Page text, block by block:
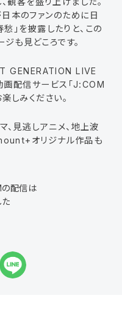
本のファンのために日
」を披露したりと、この
も見どころです。
GENERATION LIVE
画配信サービス「J:COM
しみください。
、見逃しアニメ、地上波
オリジナル作品も
配信は
Twitter